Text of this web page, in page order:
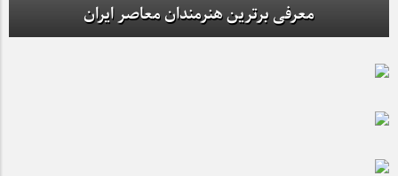
معرفی برترین هنرمندان معاصر ایران